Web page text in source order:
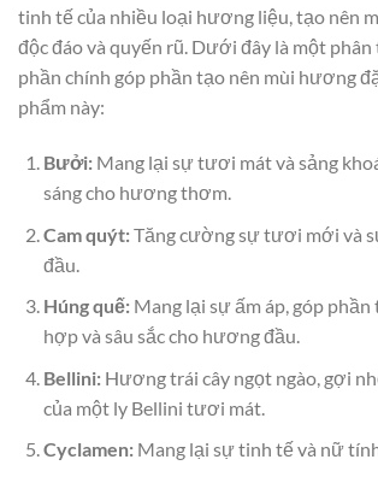
tinh tế của nhiều loại hương liệu, tạo nên
độc đáo và quyến rũ. Dưới đây là một
phần chính góp phần tạo nên mùi hương
phẩm này:
Bưởi:Mang lại sự tươi mát và sảng
sáng cho hương thơm.
Cam quýt:Tăng cường sự tươi mới và
đầu.
Húng quế:Mang lại sự ấm áp, góp
hợp và sâu sắc cho hương đầu.
Bellini:Hương trái cây ngọt ngào, gợi
của một ly Bellini tươi mát.
Cyclamen:Mang lại sự tinh tế và nữ